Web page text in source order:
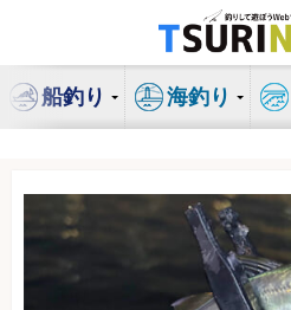
ン
船釣り 海釣り